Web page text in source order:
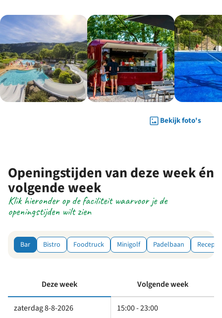
Bekijk foto's
Openingstijden van deze week én
volgende week
Klik hieronder op de faciliteit waarvoor je de
openingstijden wilt zien
Bar Bistro Foodtruck Minigolf Padelbaan Receptie
Deze week Volgende week
zaterdag 8-8-2026 15:00 - 23:00